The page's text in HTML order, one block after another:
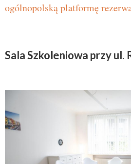
ogólnopolską platformę
Sala Szkoleniowa przy ul.